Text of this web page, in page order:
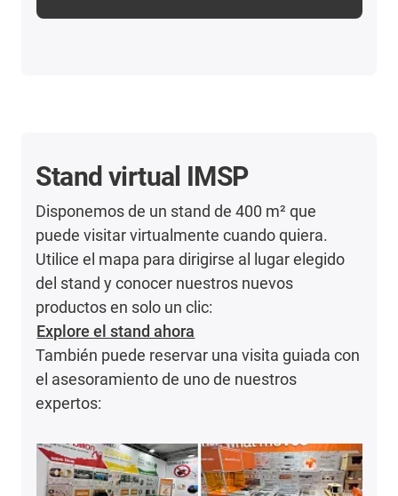
Stand virtual IMSP
Disponemos de un stand de 400 m² que
puede visitar virtualmente cuando quiera.
Utilice el mapa para dirigirse al lugar elegido
del stand y conocer nuestros nuevos
productos en solo un clic:
Explore el stand ahora
También puede reservar una visita guiada con
el asesoramiento de uno de nuestros
expertos: